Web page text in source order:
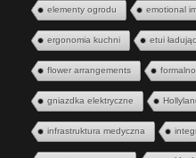
elementy ogrodu emotional
ergonomia kuchni etui
flower arrangements
gniazdka elektryczne
infrastruktura medyczna